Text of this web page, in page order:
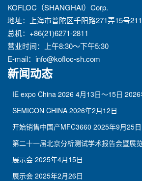
KOFLOC（SHANGHAI）Corp.
地址：上海市普陀区千阳路271弄15号
总机：+86(21)6271-2811
营业时间：上午8:30～下午5:30
E-mail： info@kofloc-sh.com
新闻动态
IE expo China 2026 4月13日～15日 2026
SEMICON CHINA 2026年2月12日
开始销售中国产MFC3660 2025年9月25日
第二十一届北京分析测试学术报告会暨展
展示会 2025年4月15日
展示会 2025年2月26日